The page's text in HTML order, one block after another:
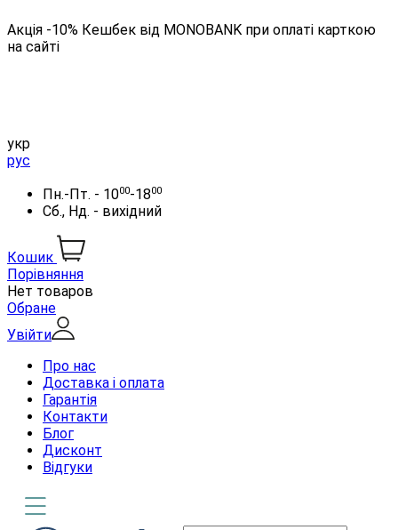
Акція -10% Кешбек від MONOBANK при оплаті карткою
на сайті
укр
рус
Пн.-Пт. - 1000-1800
Сб., Нд. - вихідний
Кошик
Порівняння
Нет товаров
Обране
Увійти
Про нас
Доставка і оплата
Гарантія
Контакти
Блог
Дисконт
Відгуки